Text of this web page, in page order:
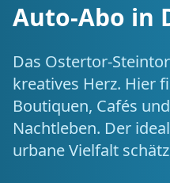
Auto-Abo in
Das Ostertor-
kreatives Herz. Hier
Boutiquen, Cafés
Nachtleben. Der
urbane Vielfalt